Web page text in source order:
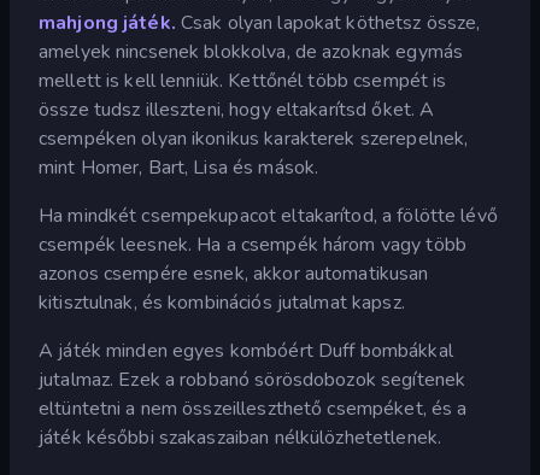
mahjong játék. Csak olyan lapokat köthetsz össze,
amelyek nincsenek blokkolva, de azoknak egymás
mellett is kell lenniük. Kettőnél több csempét is
össze tudsz illeszteni, hogy eltakarítsd őket. A
csempéken olyan ikonikus karakterek szerepelnek,
mint Homer, Bart, Lisa és mások.
Ha mindkét csempekupacot eltakarítod, a fölötte lévő
csempék leesnek. Ha a csempék három vagy több
azonos csempére esnek, akkor automatikusan
kitisztulnak, és kombinációs jutalmat kapsz.
A játék minden egyes kombóért Duff bombákkal
jutalmaz. Ezek a robbanó sörösdobozok segítenek
eltüntetni a nem összeilleszthető csempéket, és a
játék későbbi szakaszaiban nélkülözhetetlenek.